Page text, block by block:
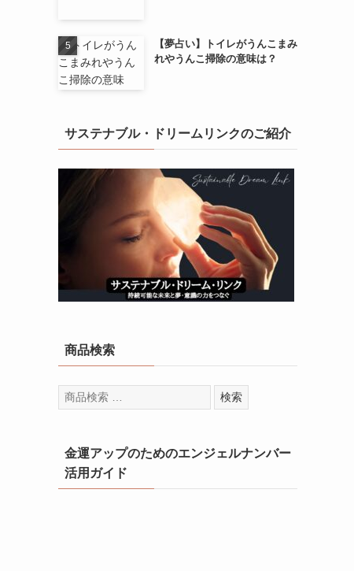
【夢占い】トイレがうんこまみ
れやうんこ掃除の意味は？
サステナブル・ドリームリンクのご紹介
商品検索
検
索
象:
検索
金運アップのためのエンジェルナンバー
活用ガイド